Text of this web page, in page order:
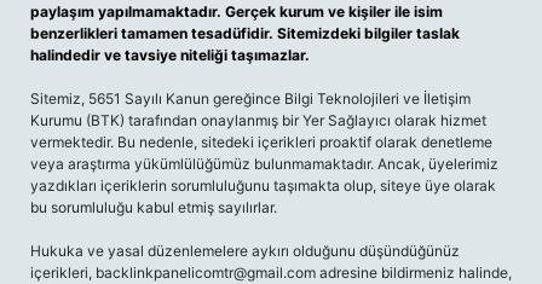
paylaşım yapılmamaktadır. Gerçek kurum ve kişiler ile isim
benzerlikleri tamamen tesadüfidir. Sitemizdeki bilgiler taslak
halindedir ve tavsiye niteliği taşımazlar.
Sitemiz, 5651 Sayılı Kanun gereğince Bilgi Teknolojileri ve İletişim
Kurumu (BTK) tarafından onaylanmış bir Yer Sağlayıcı olarak hizmet
vermektedir. Bu nedenle, sitedeki içerikleri proaktif olarak denetleme
veya araştırma yükümlülüğümüz bulunmamaktadır. Ancak, üyelerimiz
yazdıkları içeriklerin sorumluluğunu taşımakta olup, siteye üye olarak
bu sorumluluğu kabul etmiş sayılırlar.
Hukuka ve yasal düzenlemelere aykırı olduğunu düşündüğünüz
içerikleri, backlinkpanelicomtr@gmail.com adresine bildirmeniz halinde,